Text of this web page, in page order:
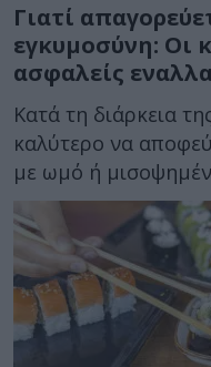
Γιατί
εγκυμοσύνη: Οι
ασφαλείς
Κατά τη διάρκεια
καλύτερο να
με ωμό ή